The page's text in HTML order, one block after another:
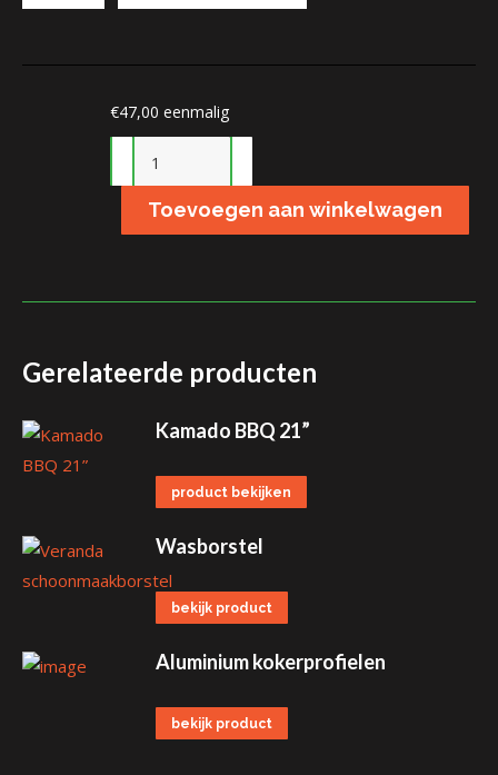
€47,00 eenmalig
aantal
Toevoegen aan winkelwagen
Gerelateerde producten
Kamado BBQ 21”
product bekijken
Wasborstel
bekijk product
Aluminium kokerprofielen
bekijk product